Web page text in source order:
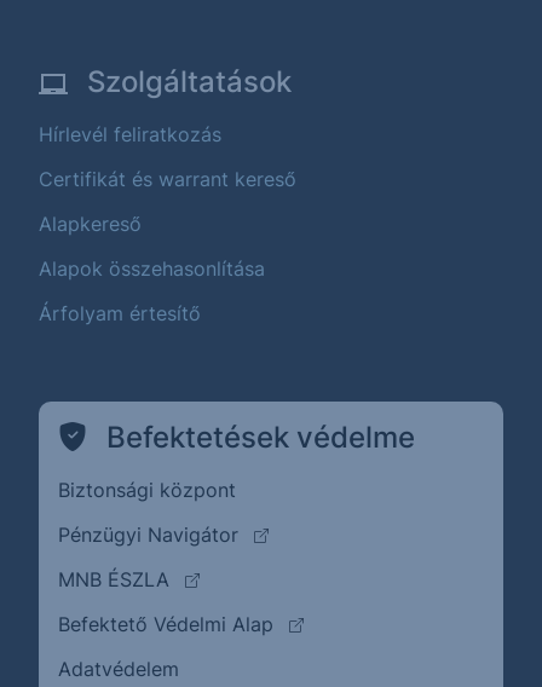
Szolgáltatások
Hírlevél feliratkozás
Certifikát és warrant kereső
Alapkereső
Alapok összehasonlítása
Árfolyam értesítő
Befektetések védelme
Biztonsági központ
Pénzügyi Navigátor
(külső oldalra ugrik)
MNB ÉSZLA
(külső oldalra ugrik)
Befektető Védelmi Alap
(külső oldalra ugrik)
Adatvédelem